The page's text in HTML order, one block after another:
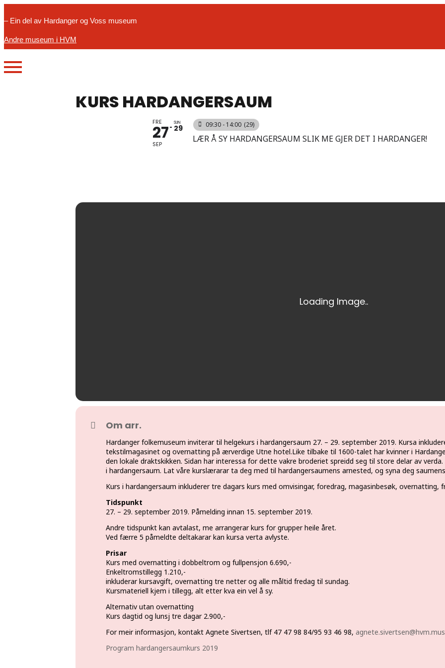
– Ein del av Hardanger og Voss museum
Andre museum i HVM
KURS HARDANGERSAUM
FRE
27
SEP
SUN
29 09:30 - 14:00 (29)
LÆR Å SY HARDANGERSAUM SLIK ME GJER DET I HARDANGER!
Om arr.
Hardanger folkemuseum inviterar til helgekurs i hardangersaum 27. – 29. september 2019. Kursa
tekstilmagasinet og overnatting på ærverdige Utne hotel.Like tilbake til 1600-talet har kvinner i
den lokale draktskikken. Sidan har interessa for dette vakre broderiet spreidd seg til store delar av
i hardangersaum. Lat våre kurslærarar ta deg med til hardangersaumens arnested, og syna deg
Kurs i hardangersaum inkluderer tre dagars kurs med omvisingar, foredrag, magasinbesøk, overnatting,
Tidspunkt
27. – 29. september 2019. Påmelding innan 15. september 2019.
Andre tidspunkt kan avtalast, me arrangerar kurs for grupper heile året.
Ved færre 5 påmeldte deltakarar kan kursa verta avlyste.
Prisar
Kurs med overnatting i dobbeltrom og fullpensjon 6.690,-
Enkeltromstillegg 1.210,-
inkluderar kursavgift, overnatting tre netter og alle måltid fredag til sundag.
Kursmateriell kjem i tillegg, alt etter kva ein vel å sy.
Alternativ utan overnatting
Kurs dagtid og lunsj tre dagar 2.900,-
For meir informasjon, kontakt Agnete Sivertsen, tlf 47 47 98 84/95 93 46 98,
Program hardangersaumkurs 2019